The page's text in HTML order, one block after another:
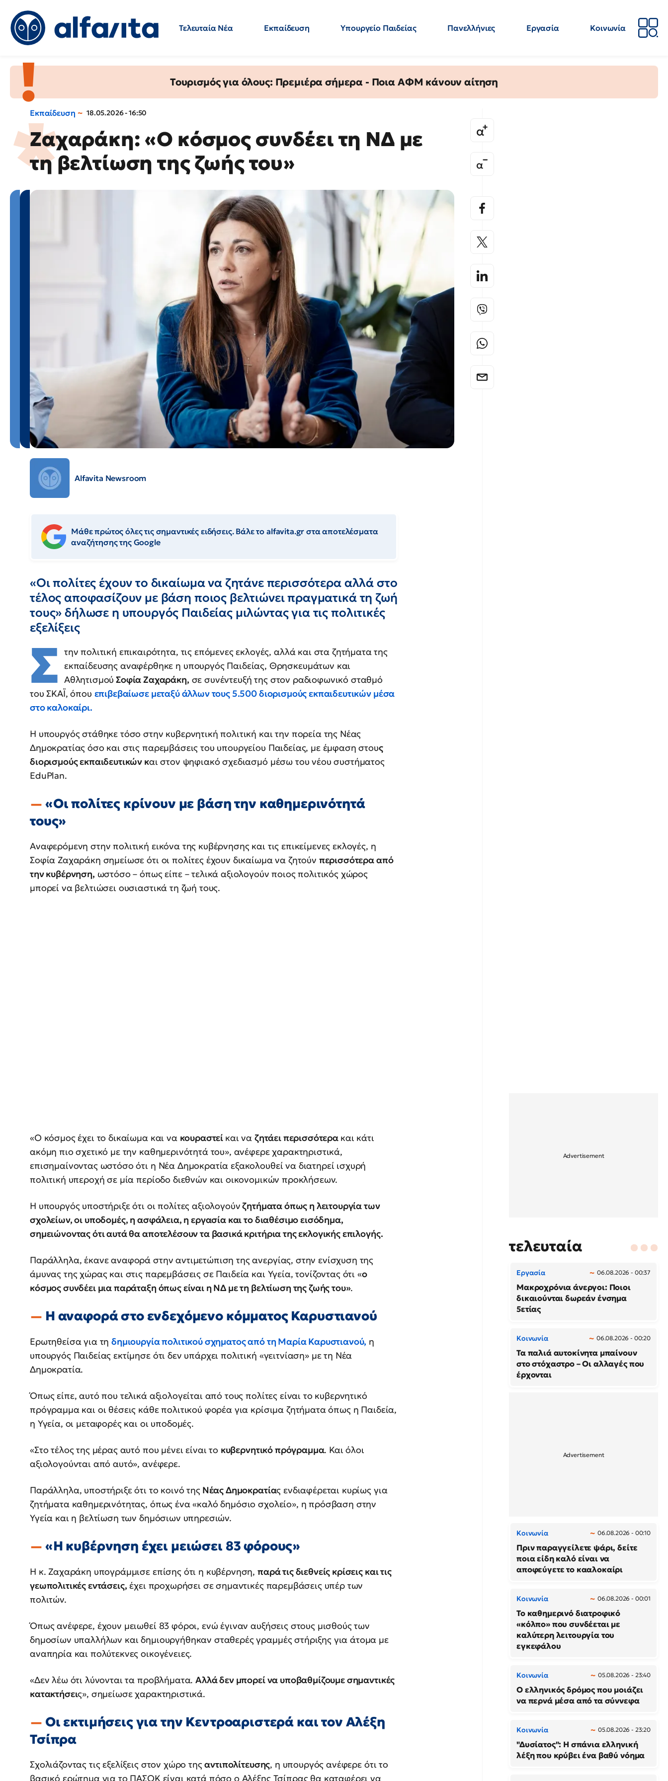
Τελευταία Νέα Εκπαίδευση Υπουργείο Παιδείας Πανελλήνιες Εργασία
Κοινωνία
Τουρισμός για όλους: Πρεμιέρα σήμερα - Ποια ΑΦΜ κάνουν αίτηση
Εκπαίδευση 18.05.2026 - 16:50
Ζαχαράκη: «Ο κόσμος συνδέει τη ΝΔ με
τη βελτίωση της ζωής του»
Alfavita Newsroom
Μάθε πρώτος όλες τις σημαντικές ειδήσεις. Βάλε το alfavita.gr στα αποτελέσματα
αναζήτησης της Google
«Οι πολίτες έχουν το δικαίωμα να ζητάνε περισσότερα αλλά στο
τέλος αποφασίζουν με βάση ποιος βελτιώνει πραγματικά τη ζωή
τους» δήλωσε η υπουργός Παιδείας μιλώντας για τις πολιτικές
εξελίξεις
Σ την πολιτική επικαιρότητα, τις επόμενες εκλογές, αλλά και στα ζητήματα της
εκπαίδευσης αναφέρθηκε η υπουργός Παιδείας, Θρησκευμάτων και
Αθλητισμού Σοφία Ζαχαράκη, σε συνέντευξή της στον ραδιοφωνικό σταθμό
του ΣΚΑΪ, όπου επιβεβαίωσε μεταξύ άλλων τους 5.500 διορισμούς εκπαιδευτικών μέσα
στο καλοκαίρι.
Η υπουργός στάθηκε τόσο στην κυβερνητική πολιτική και την πορεία της Νέας
Δημοκρατίας όσο και στις παρεμβάσεις του υπουργείου Παιδείας, με έμφαση στους
διορισμούς εκπαιδευτικών και στον ψηφιακό σχεδιασμό μέσω του νέου συστήματος
EduPlan.
«Οι πολίτες κρίνουν με βάση την καθημερινότητά
τους»
Αναφερόμενη στην πολιτική εικόνα της κυβέρνησης και τις επικείμενες εκλογές, η
Σοφία Ζαχαράκη σημείωσε ότι οι πολίτες έχουν δικαίωμα να ζητούν περισσότερα από
την κυβέρνηση, ωστόσο – όπως είπε – τελικά αξιολογούν ποιος πολιτικός χώρος
μπορεί να βελτιώσει ουσιαστικά τη ζωή τους.
«Ο κόσμος έχει το δικαίωμα και να κουραστεί και να ζητάει περισσότερα και κάτι
ακόμη πιο σχετικό με την καθημερινότητά του», ανέφερε χαρακτηριστικά,
επισημαίνοντας ωστόσο ότι η Νέα Δημοκρατία εξακολουθεί να διατηρεί ισχυρή
πολιτική υπεροχή σε μία περίοδο διεθνών και οικονομικών προκλήσεων.
Η υπουργός υποστήριξε ότι οι πολίτες αξιολογούνζητήματα όπως η λειτουργία των
σχολείων, οι υποδομές, η ασφάλεια, η εργασία και το διαθέσιμο εισόδημα,
σημειώνοντας ότι αυτά θα αποτελέσουν τα βασικά κριτήρια της εκλογικής επιλογής.
Παράλληλα, έκανε αναφορά στην αντιμετώπιση της ανεργίας, στην ενίσχυση της
άμυνας της χώρας και στις παρεμβάσεις σε Παιδεία και Υγεία, τονίζοντας ότι «ο
κόσμος συνδέει μια παράταξη όπως είναι η ΝΔ με τη βελτίωση της ζωής του».
Η αναφορά στο ενδεχόμενο κόμματος Καρυστιανού
Ερωτηθείσα για τηδημιουργίαπολιτικού σχηματος από τη Μαρία Καρυστιανού, η
υπουργός Παιδείας εκτίμησε ότι δεν υπάρχει πολιτική «γειτνίαση» με τη Νέα
Δημοκρατία.
Όπως είπε, αυτό που τελικά αξιολογείται από τους πολίτες είναι το κυβερνητικό
πρόγραμμα και οι θέσεις κάθε πολιτικού φορέα για κρίσιμα ζητήματα όπως η Παιδεία,
η Υγεία, οι μεταφορές και οι υποδομές.
«Στο τέλος της μέρας αυτό που μένει είναι το κυβερνητικό πρόγραμμα. Και όλοι
αξιολογούνται από αυτό», ανέφερε.
Παράλληλα, υποστήριξε ότι το κοινό τηςΝέας Δημοκρατίας ενδιαφέρεται κυρίως για
ζητήματα καθημερινότητας, όπως ένα «καλό δημόσιο σχολείο», η πρόσβαση στην
Υγεία και η βελτίωση των δημόσιων υπηρεσιών.
«Η κυβέρνηση έχει μειώσει 83 φόρους»
Η κ. Ζαχαράκη υπογράμμισε επίσης ότι η κυβέρνηση, παρά τις διεθνείς κρίσεις και τις
γεωπολιτικές εντάσεις, έχει προχωρήσει σε σημαντικές παρεμβάσεις υπέρ των
πολιτών.
Όπως ανέφερε, έχουν μειωθεί 83 φόροι, ενώ έγιναν αυξήσεις στους μισθούς των
δημοσίων υπαλλήλων και δημιουργήθηκαν σταθερές γραμμές στήριξης για άτομα με
αναπηρία και πολύτεκνες οικογένειες.
«Δεν λέω ότι λύνονται τα προβλήματα.Αλλά δεν μπορεί να υποβαθμίζουμε σημαντικές
κατακτήσεις», σημείωσε χαρακτηριστικά.
Οι εκτιμήσεις για την Κεντροαριστερά και τον Αλέξη
Τσίπρα
Σχολιάζοντας τις εξελίξεις στον χώρο τηςαντιπολίτευσης, η υπουργός ανέφερε ότι το
βασικό ερώτημα για το ΠΑΣΟΚ είναι κατά πόσο ο Αλέξης Τσίπρας θα καταφέρει να
τελευταία
Εργασία 06.08.2026 - 00:37
Μακροχρόνια άνεργοι: Ποιοι
δικαιούνται δωρεάν ένσημα
5ετίας
Κοινωνία 06.08.2026 - 00:20
Τα παλιά αυτοκίνητα μπαίνουν
στο στόχαστρο – Οι αλλαγές που
έρχονται
Κοινωνία 06.08.2026 - 00:10
Πριν παραγγείλετε ψάρι, δείτε
ποια είδη καλό είναι να
αποφεύγετε το κααλοκαίρι
Κοινωνία 06.08.2026 - 00:01
Το καθημερινό διατροφικό
«κόλπο» που συνδέεται με
καλύτερη λειτουργία του
εγκεφάλου
Κοινωνία 05.08.2026 - 23:40
Ο ελληνικός δρόμος που μοιάζει
να περνά μέσα από τα σύννεφα
Κοινωνία 05.08.2026 - 23:20
"Δυσίατος": Η σπάνια ελληνική
λέξη που κρύβει ένα βαθύ νόημα